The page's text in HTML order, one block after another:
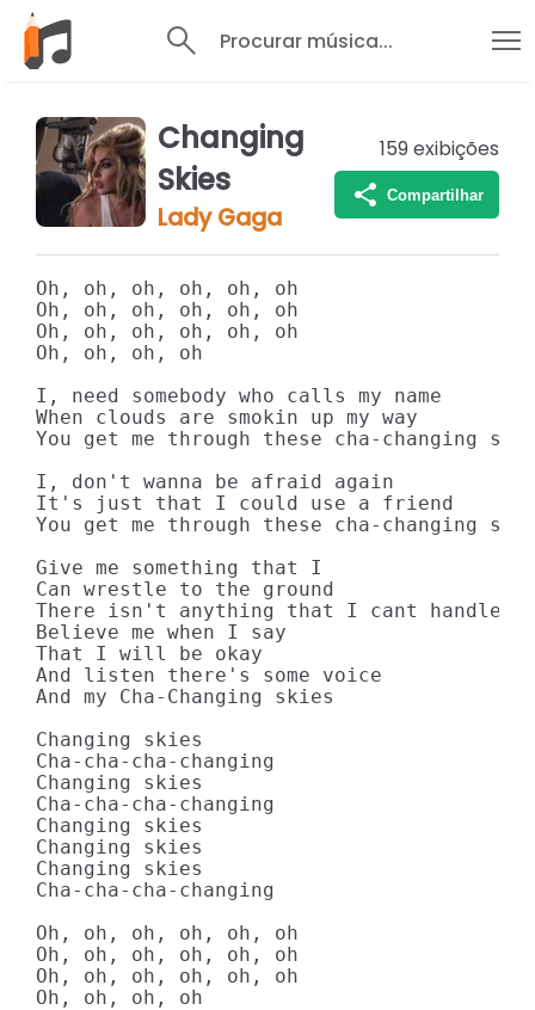
Procurar música...
Changing
Skies
Lady Gaga
159 exibições
Compartilhar
Oh, oh, oh, oh, oh, oh
Oh, oh, oh, oh, oh, oh
Oh, oh, oh, oh, oh, oh
Oh, oh, oh, oh
I, need somebody who calls my name
When clouds are smokin up my way
You get me through these cha-changing
I, don't wanna be afraid again
It's just that I could use a friend
You get me through these cha-changing
Give me something that I
Can wrestle to the ground
There isn't anything that I cant handle
Believe me when I say
That I will be okay
And listen there's some voice
And my Cha-Changing skies
Changing skies
Cha-cha-cha-changing
Changing skies
Cha-cha-cha-changing
Changing skies
Changing skies
Changing skies
Cha-cha-cha-changing
Oh, oh, oh, oh, oh, oh
Oh, oh, oh, oh, oh, oh
Oh, oh, oh, oh, oh, oh
Oh, oh, oh, oh